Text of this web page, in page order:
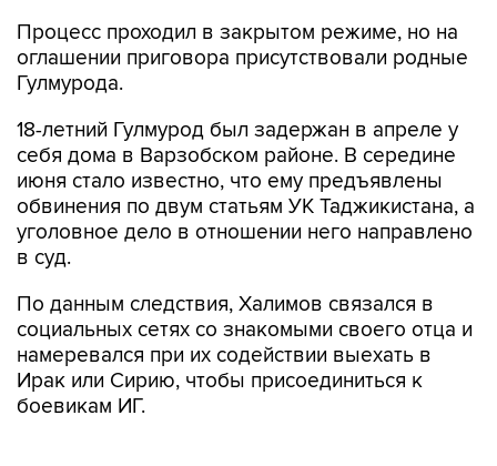
Процесс проходил в закрытом режиме, но на
оглашении приговора присутствовали родные
Гулмурода.
18-летний Гулмурод был задержан в апреле у
себя дома в Варзобском районе. В середине
июня стало известно, что ему предъявлены
обвинения по двум статьям УК Таджикистана, а
уголовное дело в отношении него направлено
в суд.
По данным следствия, Халимов связался в
социальных сетях со знакомыми своего отца и
намеревался при их содействии выехать в
Ирак или Сирию, чтобы присоединиться к
боевикам ИГ.